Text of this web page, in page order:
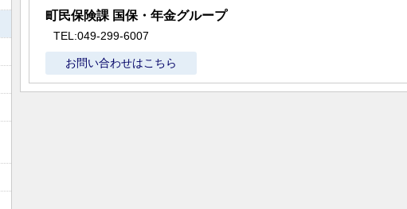
町民保険課 国保・年金グループ
TEL:049-299-6007
お問い合わせはこちら